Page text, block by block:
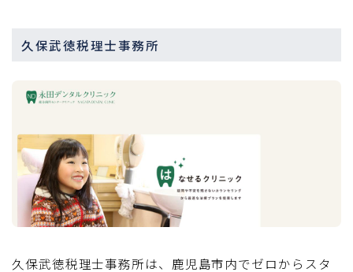
久保武徳税理士事務所
久保武徳税理士事務所は、鹿児島市内でゼロからスタ